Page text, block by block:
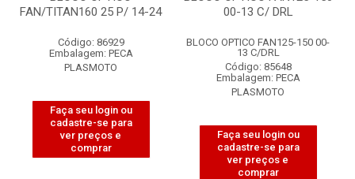
FAN/TITAN160 25 P/ 14-24
Código: 86929
Embalagem: PECA
PLASMOTO
Faça seu login ou
cadastre-se para
ver preços e
comprar
00-13 C/ DRL
BLOCO OPTICO FAN125-150 00-
13 C/DRL
Código: 85648
Embalagem: PECA
PLASMOTO
Faça seu login ou
cadastre-se para
ver preços e
comprar